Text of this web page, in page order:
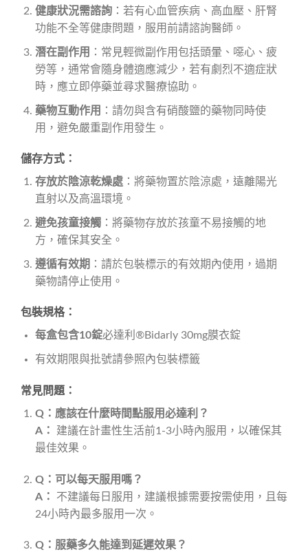
健康狀況需諮詢：若有心血管疾病、高血壓、肝腎
功能不全等健康問題，服用前請諮詢醫師。
潛在副作用
：常見輕微副作用包括頭暈、噁心、疲
勞等，通常會隨身體適應減少，若有劇烈不適症狀
時，應立即停藥並尋求醫療協助。
藥物互動作用
：請勿與含有硝酸鹽的藥物同時使
用，避免嚴重副作用發生。
儲存方式：
存放於陰涼乾燥處：將藥物置於陰涼處，遠離陽光
直射以及高溫環境。
避免孩童接觸：將藥物存放於孩童不易接觸的地
方，確保其安全。
遵循有效期 ：請於包裝標示的有效期內使用，過期
藥物請停止使用。
包裝規格：
每盒包含10錠必達利®Bidarly 30mg膜衣錠
有效期限與批號請參照內包裝標籤
常見問題：
Q：應該在什麼時間點服用必達利？
A：
建議在計畫性生活前1-3小時內服用，以確保其
最佳效果。
Q：可以每天服用嗎？
A：
不建議每日服用，建議根據需要按需使用，且每
24小時內最多服用一次。
Q：服藥多久能達到延遲效果？